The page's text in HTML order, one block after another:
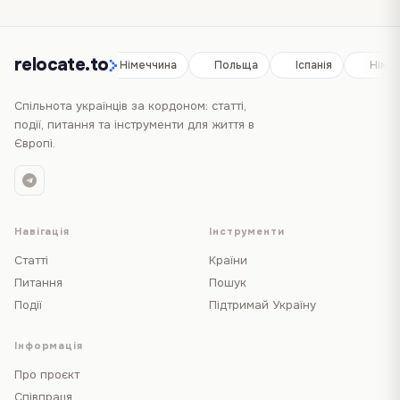
relocate.to
Іспанія Німеччина Польща Іспанія
Спільнота українців за кордоном: статті,
події, питання та інструменти для життя в
Європі.
Навігація
Статті
Питання
Події
Інструменти
Країни
Пошук
Підтримай Україну
Інформація
Про проєкт
Співпраця